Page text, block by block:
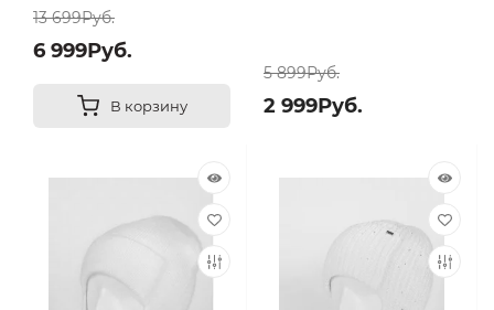
13 699Руб.
6 999Руб.
В корзину
5 899Руб.
2 999Руб.